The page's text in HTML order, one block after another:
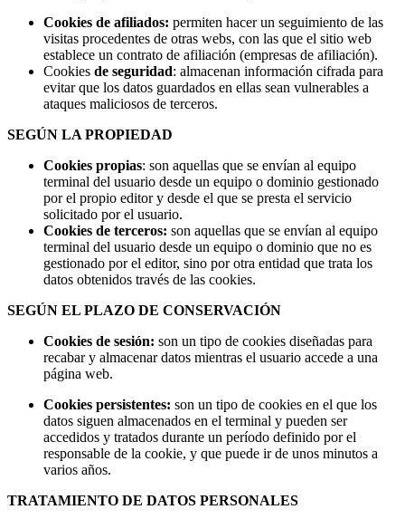
Cookies de afiliados: permiten hacer un seguimiento de las
visitas procedentes de otras webs, con las que el sitio web
establece un contrato de afiliación (empresas de afiliación).
Cookies de seguridad: almacenan información cifrada para
evitar que los datos guardados en ellas sean vulnerables a
ataques maliciosos de terceros.
SEGÚN LA PROPIEDAD
Cookies propias: son aquellas que se envían al equipo
terminal del usuario desde un equipo o dominio gestionado
por el propio editor y desde el que se presta el servicio
solicitado por el usuario.
Cookies de terceros: son aquellas que se envían al equipo
terminal del usuario desde un equipo o dominio que no es
gestionado por el editor, sino por otra entidad que trata los
datos obtenidos través de las cookies.
SEGÚN EL PLAZO DE CONSERVACIÓN
Cookies de sesión: son un tipo de cookies diseñadas para
recabar y almacenar datos mientras el usuario accede a una
página web.
Cookies persistentes: son un tipo de cookies en el que los
datos siguen almacenados en el terminal y pueden ser
accedidos y tratados durante un período definido por el
responsable de la cookie, y que puede ir de unos minutos a
varios años.
TRATAMIENTO DE DATOS PERSONALES